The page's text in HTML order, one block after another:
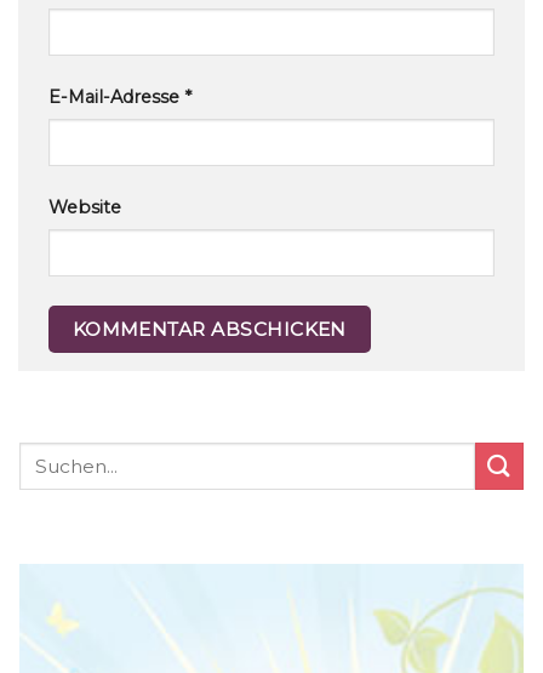
E-Mail-Adresse *
Website